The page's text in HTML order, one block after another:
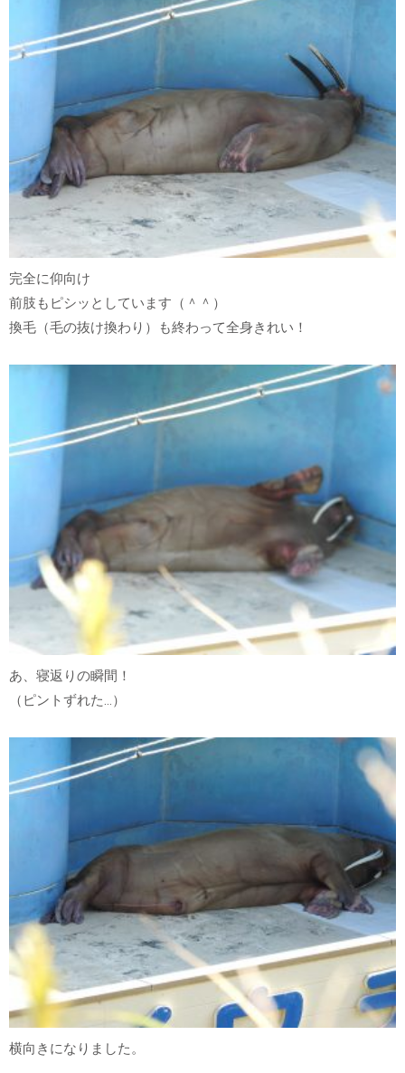
完全に仰向け
前肢もピシッとしています（＾＾）
換毛（毛の抜け換わり）も終わって全身きれい！
あ、寝返りの瞬間！
（ピントずれた…）
横向きになりました。